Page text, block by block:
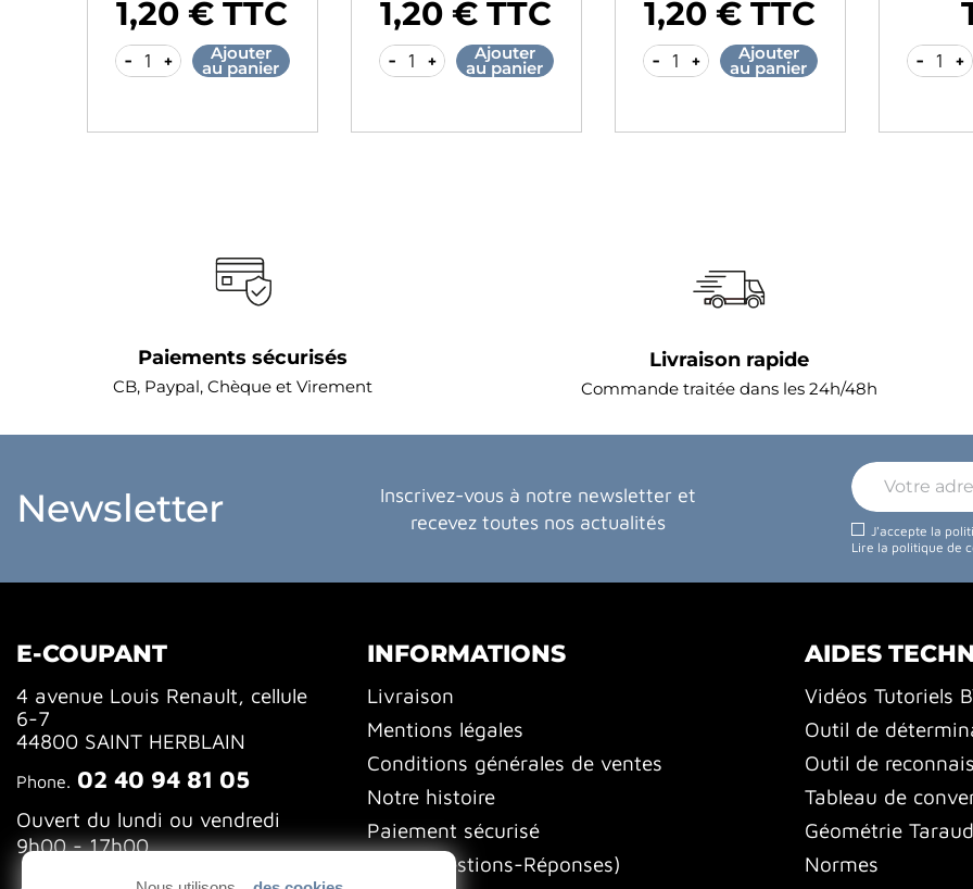
Prix
1,20 € TTC
- + Ajouter
au panier
Prix
1,20 € TTC
- + Ajouter
au panier
Prix
1,20 € TTC
- + Ajouter
au panier - +
Paiements sécurisés
CB, Paypal, Chèque et Virement
Livraison rapide
Commande traitée dans les 24h/48h
Newsletter
Inscrivez-vous à notre newsletter et
recevez toutes nos actualités
J'accepte la
Lire la politique de
E-COUPANT
4 avenue Louis Renault, cellule
6-7
44800 SAINT HERBLAIN
Phone. 02 40 94 81 05
Ouvert du lundi ou vendredi
9h00 - 17h00
INFORMATIONS
Livraison
Mentions légales
Conditions générales de ventes
Notre histoire
Paiement sécurisé
FAQ (Questions-Réponses)
AIDES
Vidéos Tutoriels
Outil de
Outil de
Tableau de
Géométrie
Normes